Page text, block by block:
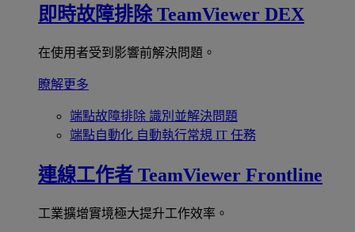
即時故障排除 TeamViewer DEX
在使用者受到影響前解決問題。
瞭解更多
端點故障排除 識別並解決問題
端點自動化 自動執行常規 IT 任務
連線工作者 TeamViewer Frontline
工業擴增實境極大提升工作效率。